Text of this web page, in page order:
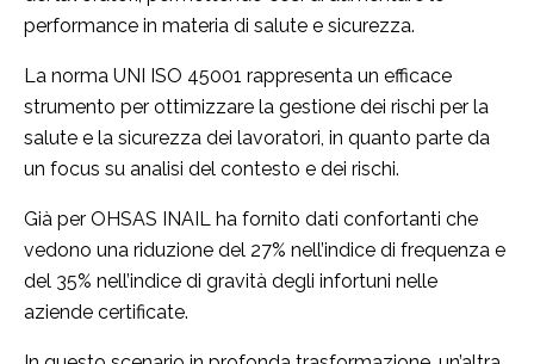
performance in materia di salute e sicurezza.
La norma UNI ISO 45001 rappresenta un efficace
strumento per ottimizzare la gestione dei rischi per la
salute e la sicurezza dei lavoratori, in quanto parte da
un focus su analisi del contesto e dei rischi.
Già per OHSAS INAIL ha fornito dati confortanti che
vedono una riduzione del 27% nell’indice di frequenza e
del 35% nell’indice di gravità degli infortuni nelle
aziende certificate.